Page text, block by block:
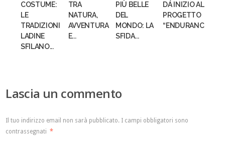
COSTUME:
LE
TRADIZIONI
LADINE
SFILANO...
TRA
NATURA,
AVVENTURA
E...
PIÙ BELLE
DEL
MONDO: LA
SFIDA...
DÁ INIZIO AL
PROGETTO
“ENDURANCE...
Lascia un commento
Il tuo indirizzo email non sarà pubblicato. I campi obbligatori sono
contrassegnati *